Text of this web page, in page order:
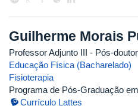
Guilherme Morais
Professor Adjunto III - Pós-
Educação Física (Bacharelado)
Fisioterapia
Programa de Pós-Graduação
Currículo Lattes